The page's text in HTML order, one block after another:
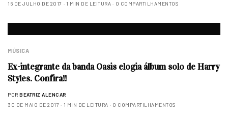
16 DE JULHO DE 2017
1 MIN DE LEITURA 0 COMPARTILHAMENTOS
MÚSICA
Ex-integrante da banda Oasis elogia álbum solo de Harry
Styles. Confira!!
POR BEATRIZ ALENCAR
30 DE MAIO DE 2017
1 MIN DE LEITURA 0 COMPARTILHAMENTOS